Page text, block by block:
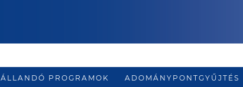
ÁLLANDÓ PROGRAMOK ADOMÁNYPONTGYŰJTÉS